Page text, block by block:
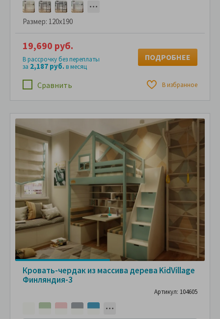
Размер: 120x190
Сравнить В избранное
19,690 руб.
В рассрочку без переплаты
за 2,187 руб.в месяц
ПОДРОБНЕЕ
Кровать-чердак из массива дерева KidVillage
Финляндия-3
Артикул: 104605